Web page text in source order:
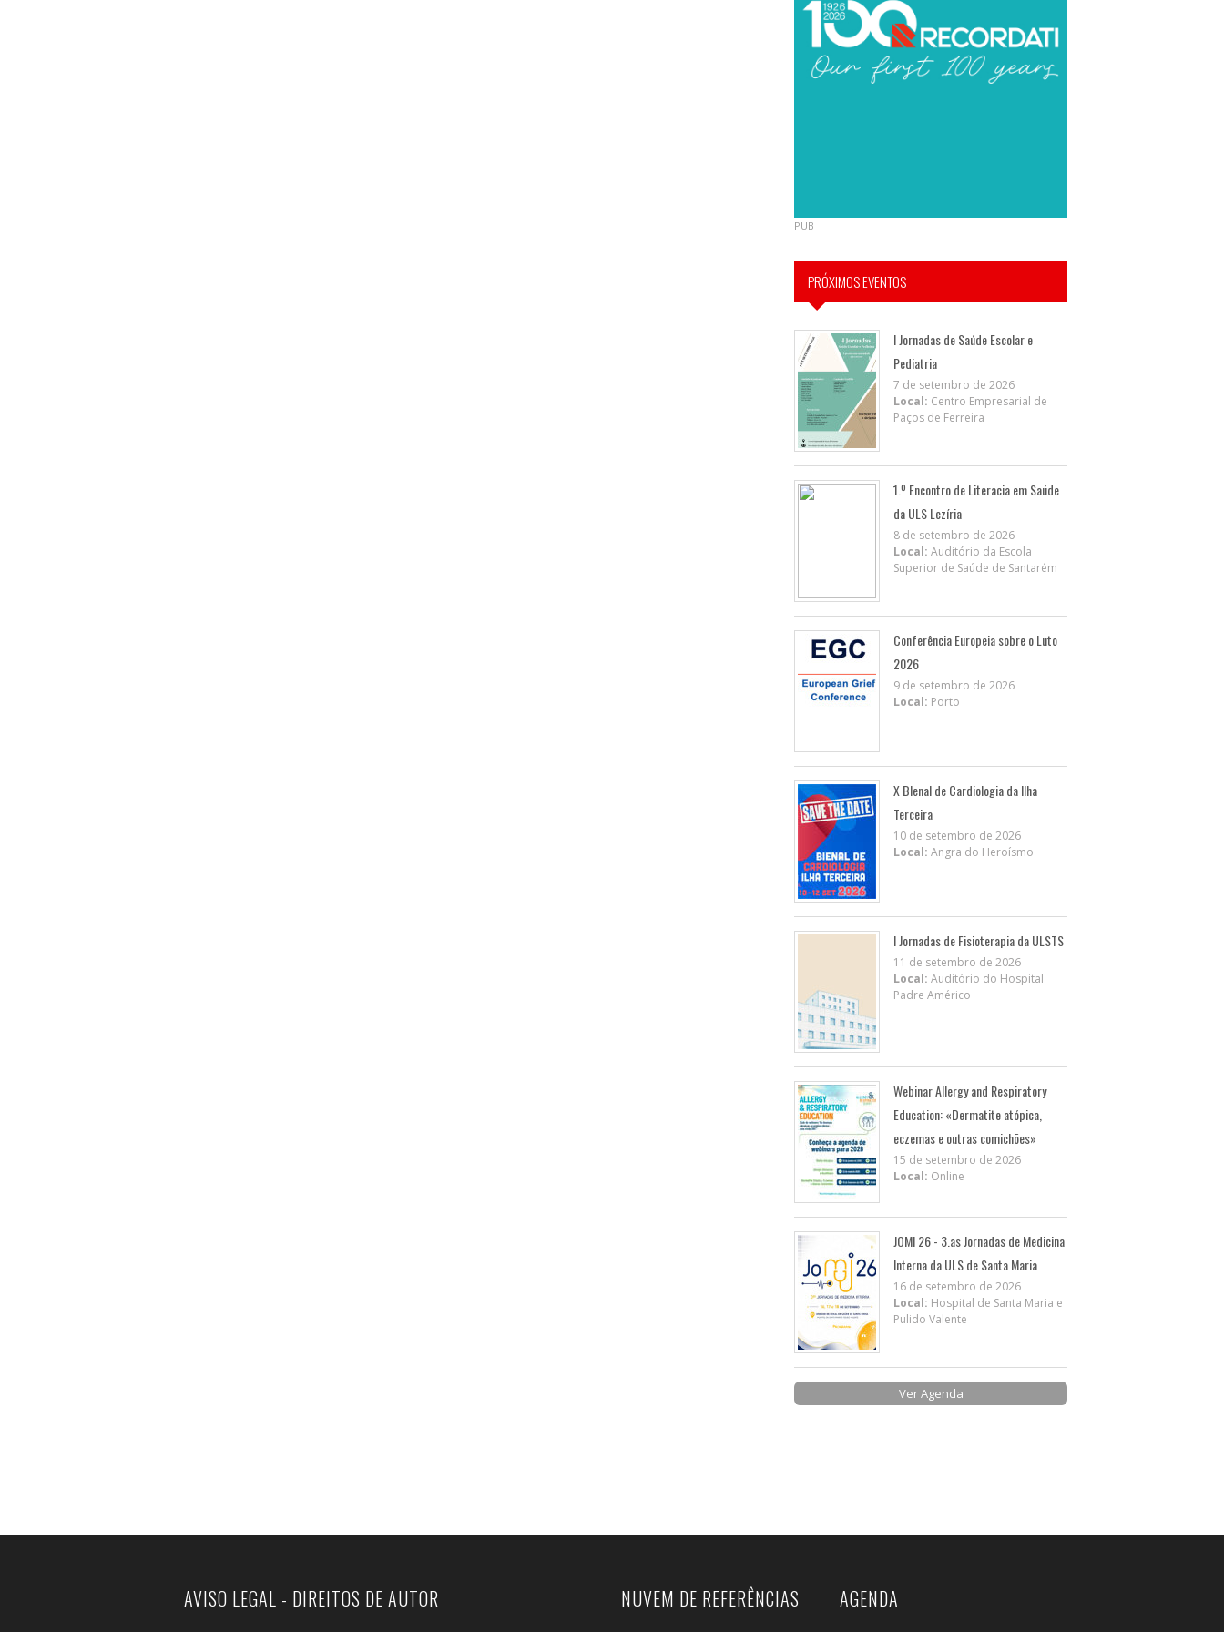
PUB
PRÓXIMOS EVENTOS
I Jornadas de Saúde Escolar e
Pediatria
7 de setembro de 2026
Local: Centro Empresarial de
Paços de Ferreira
1.º Encontro de Literacia em Saúde
da ULS Lezíria
8 de setembro de 2026
Local: Auditório da Escola
Superior de Saúde de Santarém
Conferência Europeia sobre o Luto
2026
9 de setembro de 2026
Local: Porto
X BIenal de Cardiologia da Ilha
Terceira
10 de setembro de 2026
Local: Angra do Heroísmo
I Jornadas de Fisioterapia da ULSTS
11 de setembro de 2026
Local: Auditório do Hospital
Padre Américo
Webinar Allergy and Respiratory
Education: «Dermatite atópica,
eczemas e outras comichões»
15 de setembro de 2026
Local: Online
JOMI 26 - 3.as Jornadas de Medicina
Interna da ULS de Santa Maria
16 de setembro de 2026
Local: Hospital de Santa Maria e
Pulido Valente
Ver Agenda
AVISO LEGAL - DIREITOS DE AUTOR NUVEM DE REFERÊNCIAS AGENDA